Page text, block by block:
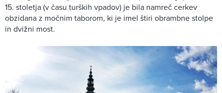
15. stoletja (v času turških vpadov) je bila namreč cerkev
obzidana z močnim taborom, ki je imel štiri obrambne stolpe
in dvižni most.